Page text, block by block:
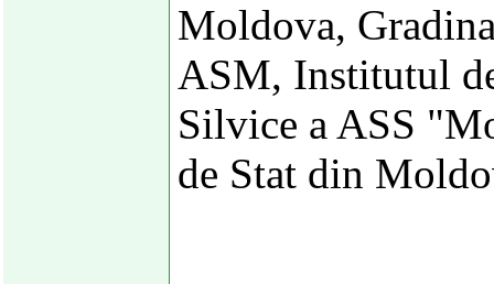
Moldova,
ASM, Institutul
Silvice a ASS
de Stat din